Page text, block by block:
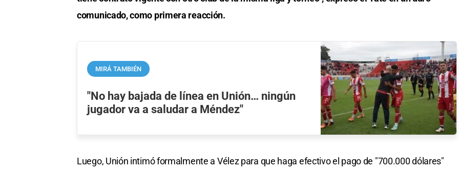
comunicado, como primera reacción.
MIRÁ TAMBIÉN
"No hay bajada de línea en Unión… ningún
jugador va a saludar a Méndez"
Luego, Unión intimó formalmente a Vélez para que haga efectivo el pago de "700.000 dólares"